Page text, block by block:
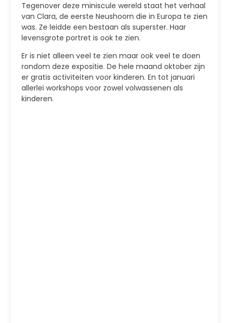
Tegenover deze miniscule wereld staat het verhaal
van Clara, de eerste Neushoorn die in Europa te zien
was. Ze leidde een bestaan als superster. Haar
levensgrote portret is ook te zien.
Er is niet alleen veel te zien maar ook veel te doen
rondom deze expositie. De hele maand oktober zijn
er gratis activiteiten voor kinderen. En tot januari
allerlei workshops voor zowel volwassenen als
kinderen.